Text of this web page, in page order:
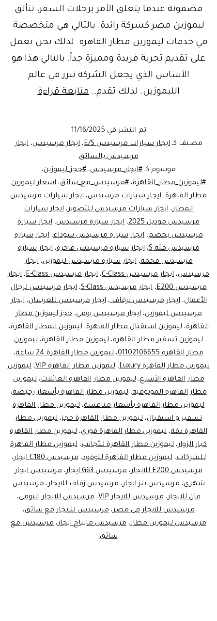
مضمونة عندما يتعلق الأمر برحلات السفر، تتألق
ليموزين مصر كشركة رائدة. بالتالي هي متخصصة
في خدمات ليموزين مطار القاهرة. لذلك نحن نعمل
على تقديم تجربة فريدة ومميزة جداً. بالتالي هذا هو
الأساس الذي يجعل الشركة تبرز في عالم
الليموزين. لذلك تقدم…متابعة قراءةخدمة
ليموزين
ليموزين
مصر:
الرفاهية
والأمان
تبدأ
هنا
تم النشر في 11/16/2025
مصنف كـ ايجار سيارات مرسيدس E/S ، ايجار مرسيدس، ايجار
مرسيدس بالسائق
موسوم كـ#ايجار_مرسيدس،#حجز_ليموزين،
#ليموزين_مطار_القاهرة، #مرسيدس_مع_سائق، اسعار ليموزين
مطار القاهرة، ايجار سيارات مرسيدس، ايجار سيارات مرسيدس
المطار،ايجار سيارات مرسيدس للتصوير،ايجار سيارات
مرسيدس موديل 2025
، ايجار سيارة مرسيدس، ايجار سيارة
مرسيدس بخصم،ايجار سيارة مرسيدس سوداء،ايجار سيارة
مرسيدس فئة S ،ايجار سيارة مرسيدس فاخرة،ايجار سيارة
مرسيدس فخمة،ايجار سيارة مرسيدس ليموزين،ايجار
مرسيدس، ايجار مرسيدس C-Class ، ايجار مرسيدس E-Class ، ايجار
مرسيدس E200
،ايجار مرسيدس S-Class ،ايجار مرسيدس لرجال
الأعمال،ايجار مرسيدس لزفاف.،ايجار مرسيدس للعرسان،ايجار
مرسيدس ليموزين،ايجار مرسيدس يومي،حجز ليموزين مطار
القاهرة،ليموزين استقبال مطار القاهرة،ليموزين المطار القاهرة،
ليموزين تسفير مطار القاهرة، ليموزين مطار القاهرة، ليموزين
مطار القاهرة 01102106655
، ليموزين مطار القاهرة 24 ساعة
،
ليموزين مطار القاهرة Luxury
،ليموزين مطار القاهرة VIP ،ليموزين
مطار القاهرة الأسرع،ليموزين مطار القاهرة العائلات،ليموزين
مطار القاهرة الموثوقية،ليموزين مطار القاهرة بأسعار رخيصة،
ليموزين مطار القاهرة بأسعار منافسة، ليموزين مطار القاهرة
تسفير و استقبال، ليموزين مطار القاهرة حجز، ليموزين مطار
القاهرة دقة، ليموزين مطار القاهرة فوري، ليموزين مطار القاهرة
كبار الزوار، ليموزين مطار القاهرة للأجانب، ليموزين مطار القاهرة
للشركات،ليموزين مطار القاهرة للوفود،مرسيدس C180 ايجار
،
مرسيدس E200 للايجار
، مرسيدس G63 ايجار ، مرسيدس ايجار
شهري،مرسيدس بنز ايجار،مرسيدس زفاف للايجار،مرسيدس
فان للايجار،مرسيدس للايجار VIP ،مرسيدس للايجار اليومي،
مرسيدس للايجار في مصر،مرسيدس للايجار مع سائق،
مرسيدس ليموزين مطار، مرسيدس مايباخ ايجار، مرسيدس مع
سائق